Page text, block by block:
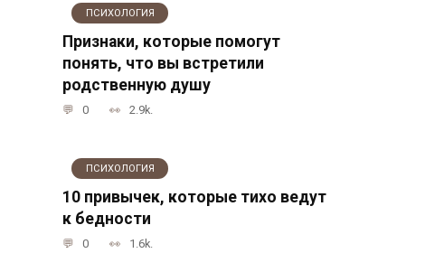
ПСИХОЛОГИЯ
Признаки, которые помогут
понять, что вы встретили
родственную душу
0 2.9k.
ПСИХОЛОГИЯ
10 привычек, которые тихо ведут
к бедности
0 1.6k.